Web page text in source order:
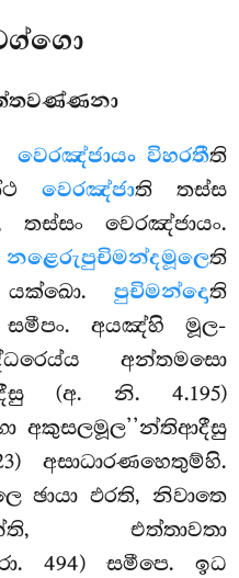
වෙරඤ්ජායං විහරතීති
වෙරඤ්ජාති තස්ස
තස්සං වෙරඤ්ජායං.
නළෙරුපුචිමන්දමූලෙති
පුචිමන්දොති
අයඤ්හි මූල-
අන්තමසො
(අ. නි. 4.195)
අකුසලමූල’’න්තිආදීසු
අසාධාරණහෙතුම්හි.
ඡායා ඵරති, නිවාතෙ
එත්තාවතා
494) සමීපෙ. ඉධ